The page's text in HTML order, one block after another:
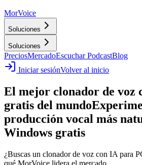
MorVoice
Soluciones
Soluciones
PreciosMercadoEscuchar PodcastBlog
Iniciar sesiónVolver al inicio
El mejor clonador de voz
gratis del mundo
producción vocal más
Windows gratis
¿Buscas un clonador de voz con IA para
qué MorVoice lidera el mercado.